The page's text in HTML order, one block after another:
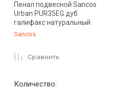
Пенал подвесной Sancos
Urban PUR35EG дуб
галифакс натуральный
Sancos
Количество:
Сравнить